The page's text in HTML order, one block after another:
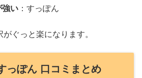
強い ：すっぽん
ぐっと楽になります。
っぽん 口コミまとめ